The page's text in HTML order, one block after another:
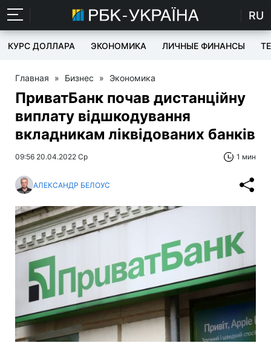
RU
КУРС ДОЛЛАРА ЭКОНОМИКА ЛИЧНЫЕ ФИНАНСЫ
Главная » Бизнес » Экономика
ПриватБанк почав дистанційну
виплату відшкодування
вкладникам ліквідованих банків
09:56 20.04.2022 Ср 1 мин
АЛЕКСАНДР БЕЛОУС